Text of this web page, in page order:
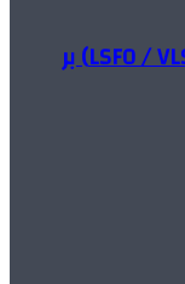
تأثیر سوخت‌های کم‌گوگرد (LSFO / VLSFO) بر